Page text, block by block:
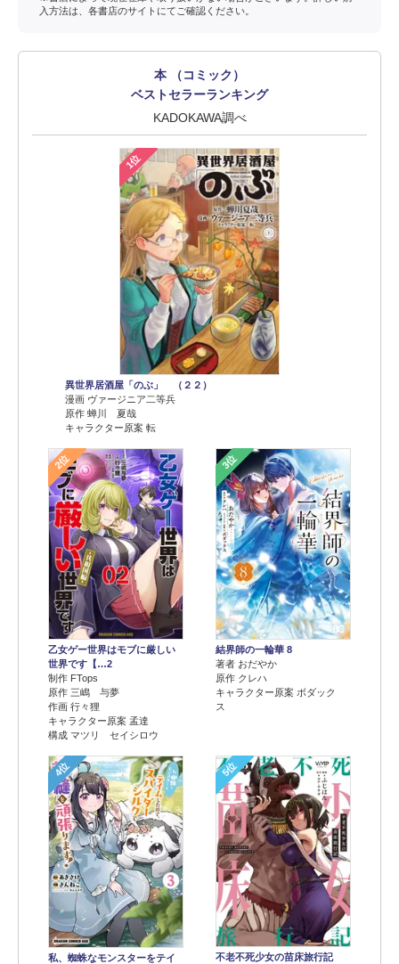
入方法は、各書店のサイトにてご確認ください。
本 （コミック）
ベストセラーランキング
KADOKAWA調べ
1位
異世界居酒屋「のぶ」 （２２）
漫画 ヴァージニア二等兵
原作 蝉川 夏哉
キャラクター原案 転
2位
乙女ゲー世界はモブに厳しい
世界です【…2
制作 FTops
原作 三嶋 与夢
作画 行々狸
キャラクター原案 孟達
構成 マツリ セイシロウ
3位
結界師の一輪華 8
著者 おだやか
原作 クレハ
キャラクター原案 ボダック
ス
4位
私、蜘蛛なモンスターをテイ
5位
不老不死少女の苗床旅行記